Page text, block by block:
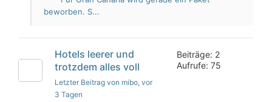
beworben. S...
Hotels leerer und
trotzdem alles voll
Letzter Beitrag von mibo, vor
3 Tagen
Beiträge: 2
Aufrufe: 75